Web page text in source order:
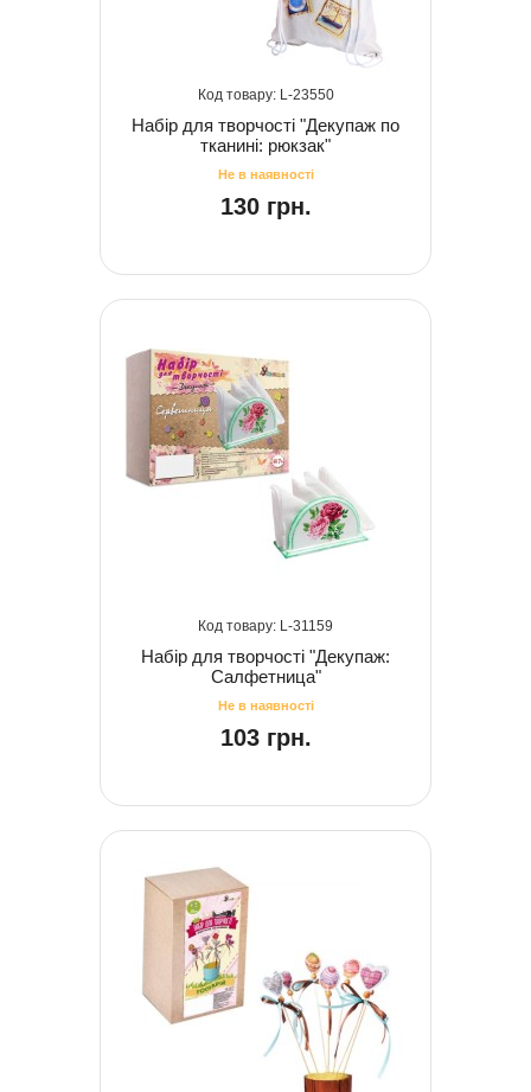
23550
Набір для творчості "Декупаж по
тканині: рюкзак"
130 грн.
31159
Набір для творчості "Декупаж:
Салфетница"
103 грн.